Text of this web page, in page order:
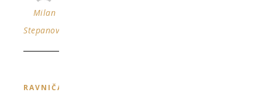
Milan
Stepanović
RAVNIČARSKI